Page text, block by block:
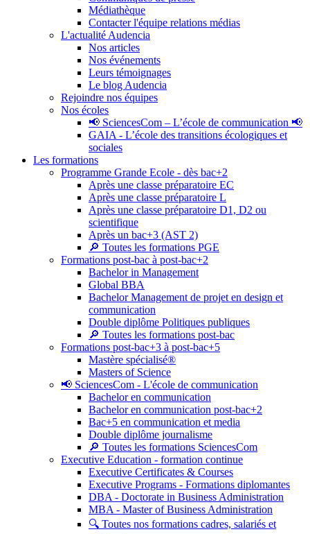
Médiathèque
Contacter l'équipe relations médias
L'actualité Audencia
Nos articles
Nos événements
Leurs témoignages
Le blog Audencia
Rejoindre nos équipes
Nos écoles
📢 SciencesCom – L’école de communication 📢
GAIA - L’école des transitions écologiques et
sociales
Les formations
Programme Grande Ecole - dès bac+2
Après une classe préparatoire EC
Après une classe préparatoire L
Après une classe préparatoire D1, D2 ou
scientifique
Après un bac+3 (AST 2)
🔎 Toutes les formations PGE
Formations post-bac à post-bac+2
Bachelor in Management
Global BBA
Bachelor Management de projet en design et
communication
Double diplôme Politiques publiques
🔎 Toutes les formations post-bac
Formations post-bac+3 à post-bac+5
Mastère spécialisé®
Masters of Science
📢 SciencesCom - L'école de communication
Bachelor en communication
Bachelor en communication post-bac+2
Bac+5 en communication et media
Double diplôme journalisme
🔎 Toutes les formations SciencesCom
Executive Education - formation continue
Executive Certificates & Courses
Executive Programs - Formations diplomantes
DBA - Doctorate in Business Administration
MBA - Master of Business Administration
🔍 Toutes nos formations cadres, salariés et